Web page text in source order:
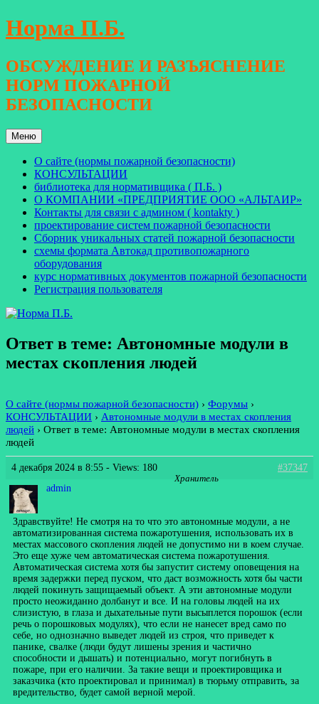
Перейти
к
Норма П.Б.
ОБСУЖДЕНИЕ И РАЗЪЯСНЕНИЕ
НОРМ ПОЖАРНОЙ
БЕЗОПАСНОСТИ
Меню
О сайте (нормы пожарной безопасности)
КОНСУЛЬТАЦИИ
библиотека для нормативщика ( П.Б. )
О КОМПАНИИ «ПРЕДПРИЯТИЕ ООО «АЛЬТАИР»
Контакты для связи с админом ( kontakty )
проектирование систем пожарной безопасности
Сборник уникальных статей пожарной безопасности
схемы формата Автокад противопожарного
оборудования
курс нормативных документов пожарной безопасности
Регистрация пользователя
Ответ в теме: Автономные модули в
местах скопления людей
О сайте (нормы пожарной безопасности) › Форумы ›
КОНСУЛЬТАЦИИ › Автономные модули в местах скопления
людей › Ответ в теме: Автономные модули в местах скопления
людей
4 декабря 2024 в 8:55 - Views: 180
#37347
admin
Хранитель
Здравствуйте! Не смотря на то что это автономные модули, а не
автоматизированная система пожаротушения, использовать их в
местах массового скопления людей не допустимо ни в коем случае.
Это еще хуже чем автоматическая система пожаротушения.
Автоматическая система хотя бы запустит систему оповещения на
время задержки перед пуском, что даст возможность хотя бы части
людей покинуть защищаемый объект. А эти автономные модули
просто неожиданно долбанут и все. И на головы людей на их
слизистую, в глаза и дыхательные пути высыплется порошок (если
речь о порошковых модулях), что если не нанесет вред само по
себе, но однозначно выведет людей из строя, что приведет к
панике, свалке (люди будут лишены зрения и частично
способности и дышать) и потенциально, могут погибнуть в
пожаре, при его наличии. За такие вещи и проектировщика и
заказчика (кто проектировал и принимал) в тюрьму отправить, за
вредительство, будет самой верной мерой.